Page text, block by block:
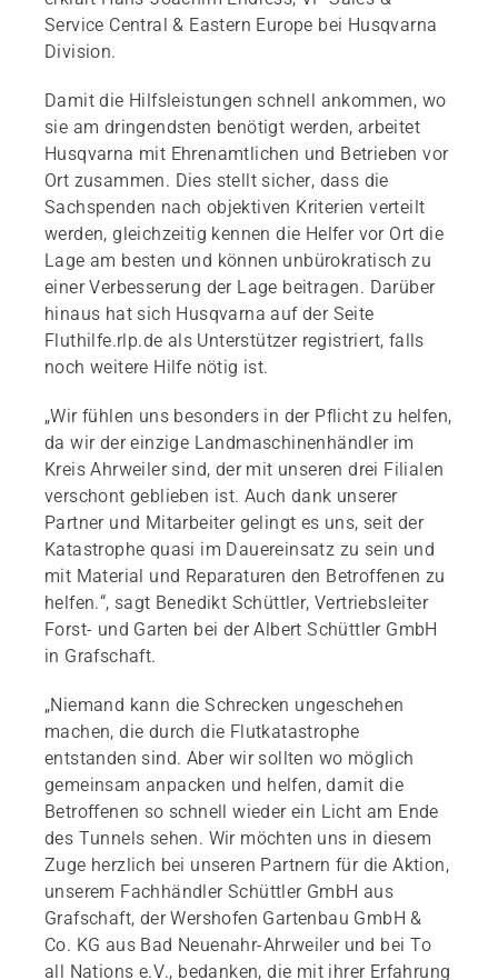
Service Central & Eastern Europe bei Husqvarna
Division.
Damit die Hilfsleistungen schnell ankommen, wo
sie am dringendsten benötigt werden, arbeitet
Husqvarna mit Ehrenamtlichen und Betrieben vor
Ort zusammen. Dies stellt sicher, dass die
Sachspenden nach objektiven Kriterien verteilt
werden, gleichzeitig kennen die Helfer vor Ort die
Lage am besten und können unbürokratisch zu
einer Verbesserung der Lage beitragen. Darüber
hinaus hat sich Husqvarna auf der Seite
Fluthilfe.rlp.de als Unterstützer registriert, falls
noch weitere Hilfe nötig ist.
„Wir fühlen uns besonders in der Pflicht zu helfen,
da wir der einzige Landmaschinenhändler im
Kreis Ahrweiler sind, der mit unseren drei Filialen
verschont geblieben ist. Auch dank unserer
Partner und Mitarbeiter gelingt es uns, seit der
Katastrophe quasi im Dauereinsatz zu sein und
mit Material und Reparaturen den Betroffenen zu
helfen.“, sagt Benedikt Schüttler, Vertriebsleiter
Forst- und Garten bei der Albert Schüttler GmbH
in Grafschaft.
„Niemand kann die Schrecken ungeschehen
machen, die durch die Flutkatastrophe
entstanden sind. Aber wir sollten wo möglich
gemeinsam anpacken und helfen, damit die
Betroffenen so schnell wieder ein Licht am Ende
des Tunnels sehen. Wir möchten uns in diesem
Zuge herzlich bei unseren Partnern für die Aktion,
unserem Fachhändler Schüttler GmbH aus
Grafschaft, der Wershofen Gartenbau GmbH &
Co. KG aus Bad Neuenahr-Ahrweiler und bei To
all Nations e.V., bedanken, die mit ihrer Erfahrung